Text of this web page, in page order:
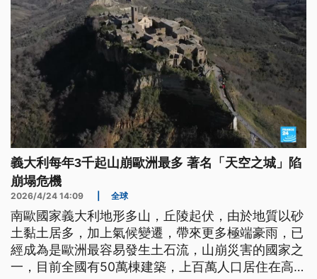
義大利每年3千起山崩歐洲最多 著名「天空之城」陷
崩塌危機
2026/4/24 14:09 全球
南歐國家義大利地形多山，丘陵起伏，由於地質以砂
土黏土居多，加上氣候變遷，帶來更多極端豪雨，已
經成為是歐洲最容易發生土石流，山崩災害的國家之
一，目前全國有50萬棟建築，上百萬人口居住在高風